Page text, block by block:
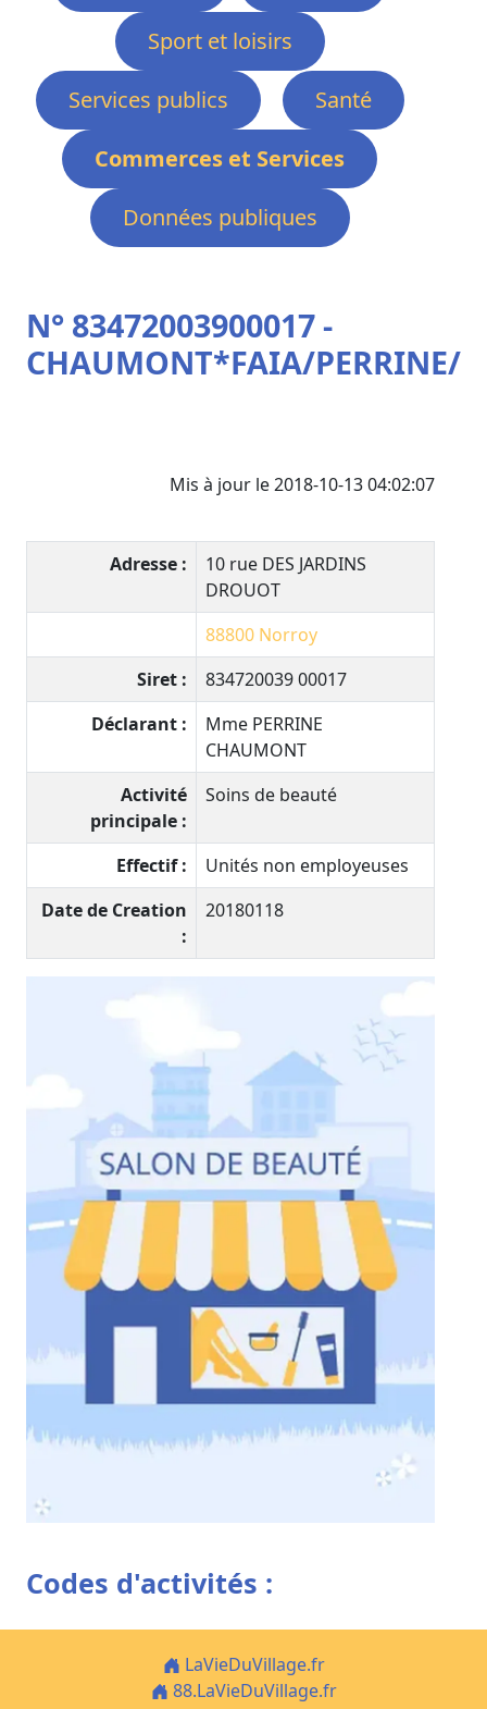
Sport et loisirs
Services publics
Santé
Commerces et Services
Données publiques
N° 83472003900017 -
CHAUMONT*FAIA/PERRINE/
Mis à jour le 2018-10-13 04:02:07
Adresse :
10 rue DES JARDINS
DROUOT
88800 Norroy
Siret :
834720039 00017
Déclarant :
Mme PERRINE
CHAUMONT
Activité
principale :
Soins de beauté
Effectif :
Unités non employeuses
Date de Creation
:
20180118
Codes d'activités :
LaVieDuVillage.fr
88.LaVieDuVillage.fr